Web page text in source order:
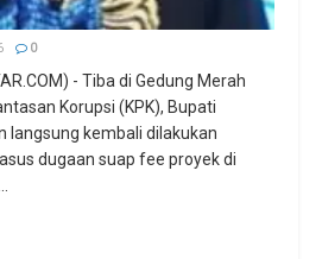
0
- Tiba di Gedung Merah
Korupsi (KPK), Bupati
langsung kembali dilakukan
dugaan suap fee proyek di